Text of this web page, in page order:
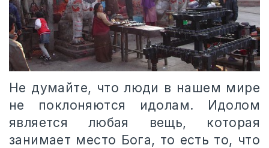
Не думайте, что люди в нашем мире
не поклоняются идолам. Идолом
является любая вещь, которая
занимает место Бога, то есть то, что